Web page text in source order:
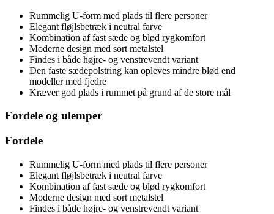
Rummelig U-form med plads til flere personer
Elegant fløjlsbetræk i neutral farve
Kombination af fast sæde og blød rygkomfort
Moderne design med sort metalstel
Findes i både højre- og venstrevendt variant
Den faste sædepolstring kan opleves mindre blød end
modeller med fjedre
Kræver god plads i rummet på grund af de store mål
Fordele og ulemper
Fordele
Rummelig U-form med plads til flere personer
Elegant fløjlsbetræk i neutral farve
Kombination af fast sæde og blød rygkomfort
Moderne design med sort metalstel
Findes i både højre- og venstrevendt variant